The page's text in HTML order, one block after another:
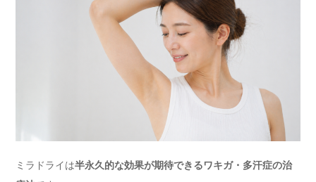
ミラドライは半永久的な効果が期待できるワキガ・多汗症の治